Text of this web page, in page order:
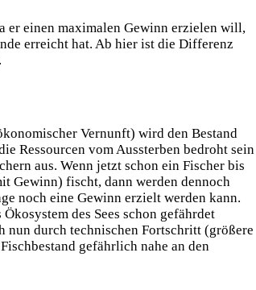
er einen maximalen Gewinn erzielen will,
erreicht hat. Ab hier ist die Differenz
Vernunft) wird den Bestand
Ressourcen vom Aussterben bedroht sein
aus. Wenn jetzt schon ein Fischer bis
Gewinn) fischt, dann werden dennoch
noch eine Gewinn erzielt werden kann.
des Sees schon gefährdet
durch technischen Fortschritt (größere
gefährlich nahe an den